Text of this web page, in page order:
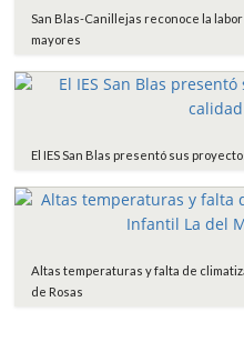
San Blas-Canillejas reconoce la
mayores
El IES San Blas presentó sus
Altas temperaturas y falta de
de Rosas